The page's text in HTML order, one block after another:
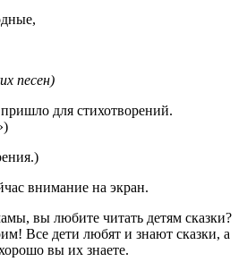
песен)
для стихотворений.
внимание на экран.
вы любите читать детям сказки?
Все дети любят и знают сказки, а
вы их знаете.